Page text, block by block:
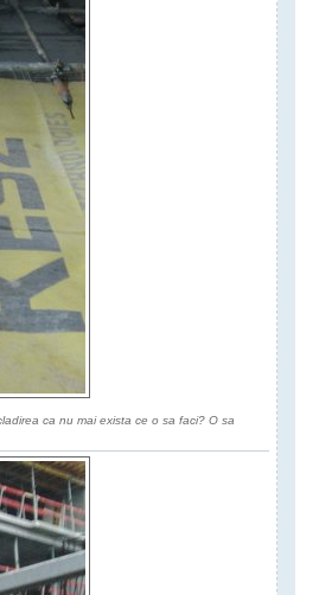
ca nu mai exista ce o sa faci? O sa